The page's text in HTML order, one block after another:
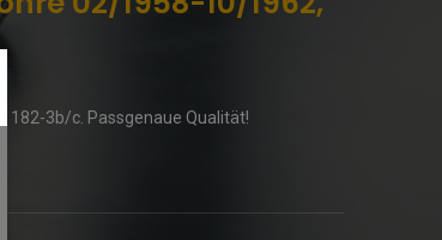
182-3b/c. Passgenaue Qualität!